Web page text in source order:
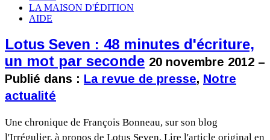
LA MAISON D'ÉDITION
AIDE
Lotus Seven : 48 minutes d'écriture,
un mot par seconde 20 novembre 2012 –
Publié dans : La revue de presse, Notre
actualité
Une chronique de François Bonneau, sur son blog
l'Irrégulier, à propos de Lotus Seven. Lire l'article original en